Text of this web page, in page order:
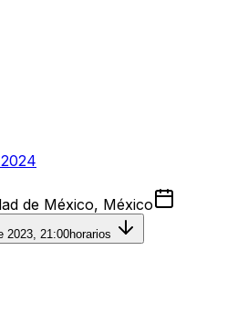
de México, México
2023, 21:00horarios